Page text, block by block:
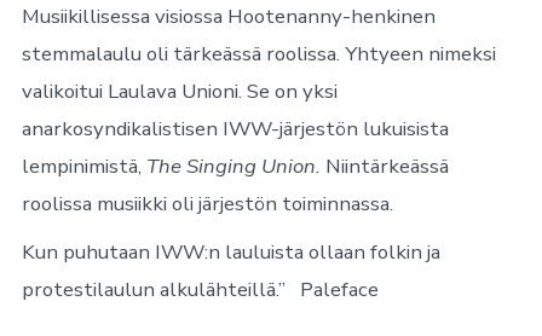
Musiikillisessa visiossa Hootenanny-henkinen
stemmalaulu oli tärkeässä roolissa. Yhtyeen nimeksi
valikoitui Laulava Unioni. Se on yksi
anarkosyndikalistisen IWW-järjestön lukuisista
lempinimistä, The Singing Union. Niintärkeässä
roolissa musiikki oli järjestön toiminnassa.
Kun puhutaan IWW:n lauluista ollaan folkin ja
protestilaulun alkulähteillä.” Paleface